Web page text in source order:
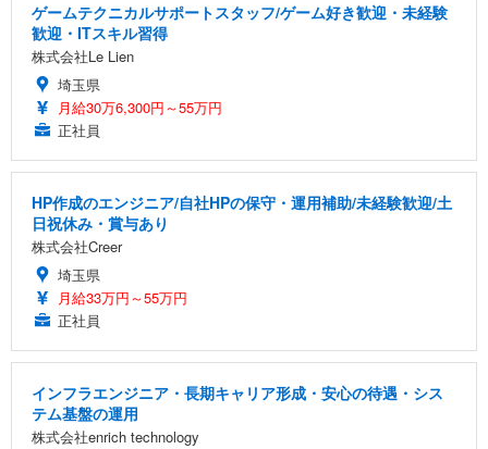
ゲームテクニカルサポートスタッフ/ゲーム好き歓迎・未経験
歓迎・ITスキル習得
株式会社Le Lien
埼玉県
月給30万6,300円～55万円
正社員
HP作成のエンジニア/自社HPの保守・運用補助/未経験歓迎/土
日祝休み・賞与あり
株式会社Creer
埼玉県
月給33万円～55万円
正社員
インフラエンジニア・長期キャリア形成・安心の待遇・シス
テム基盤の運用
株式会社enrich technology